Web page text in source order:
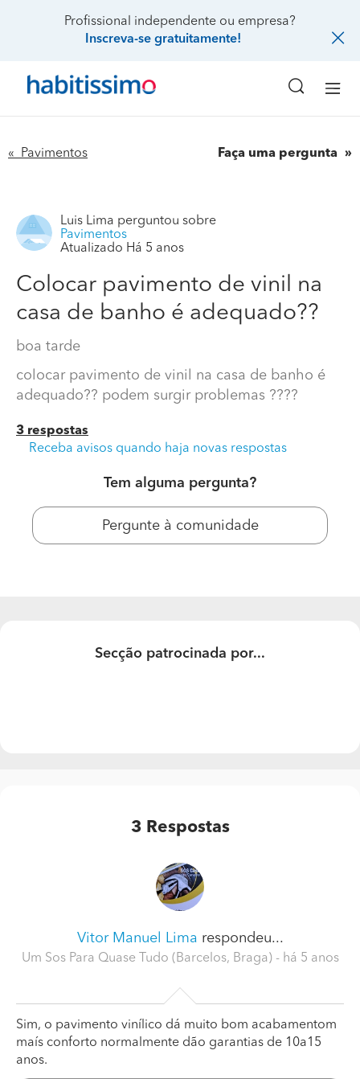
Profissional independente ou empresa?
Inscreva-se gratuitamente!
« Pavimentos Faça uma pergunta
adequado?? podem surgir problemas ????
Luis Lima perguntou sobre
Pavimentos
Atualizado Há 5 anos
Colocar pavimento de vinil na
casa de banho é adequado??
boa tarde
colocar pavimento de vinil na casa de banho é
adequado?? podem surgir problemas ????
3 respostas
Receba avisos quando haja novas respostas
Tem alguma pergunta?
Pergunte à comunidade
Secção patrocinada por...
3 Respostas
Vitor Manuel Lima respondeu...
Um Sos Para Quase Tudo (Barcelos, Braga) - há 5 anos
Sim, o pavimento vinílico dá muito bom acabamentom
maís conforto normalmente dão garantias de 10a15
anos.